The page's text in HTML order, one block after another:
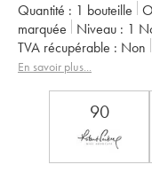
Quantité : 1 bouteille
marquée
Niveau : 1
TVA récupérable :
non
Appellation :
En savoir plus...
90